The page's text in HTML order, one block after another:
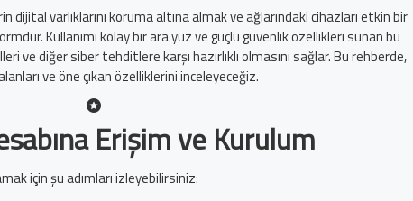
varlıklarını koruma altına almak ve ağlarındaki cihazları etkin bir
Kullanımı kolay bir ara yüz ve güçlü güvenlik özellikleri sunan bu
ve diğer siber tehditlere karşı hazırlıklı olmasını sağlar. Bu rehberde,
ve öne çıkan özelliklerini inceleyeceğiz.
Erişim ve Kurulum
için şu adımları izleyebilirsiniz: